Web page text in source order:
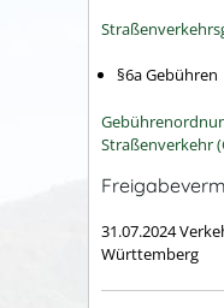
§6a Gebühren
Straßenverkehr
31.07.2024
Württemberg